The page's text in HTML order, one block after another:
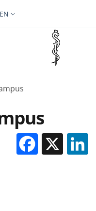
LANGUAGE SWITCHER:
EN
X